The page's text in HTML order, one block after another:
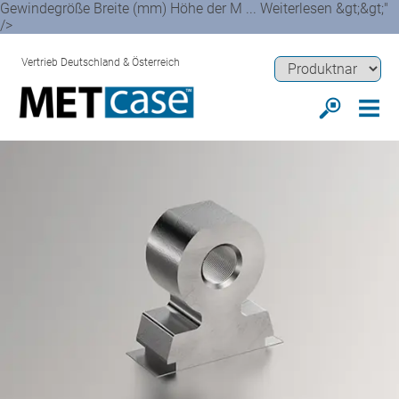
Gewindegröße Breite (mm) Höhe der M ... Weiterlesen &gt;&gt;"
/>
Vertrieb Deutschland & Österreich